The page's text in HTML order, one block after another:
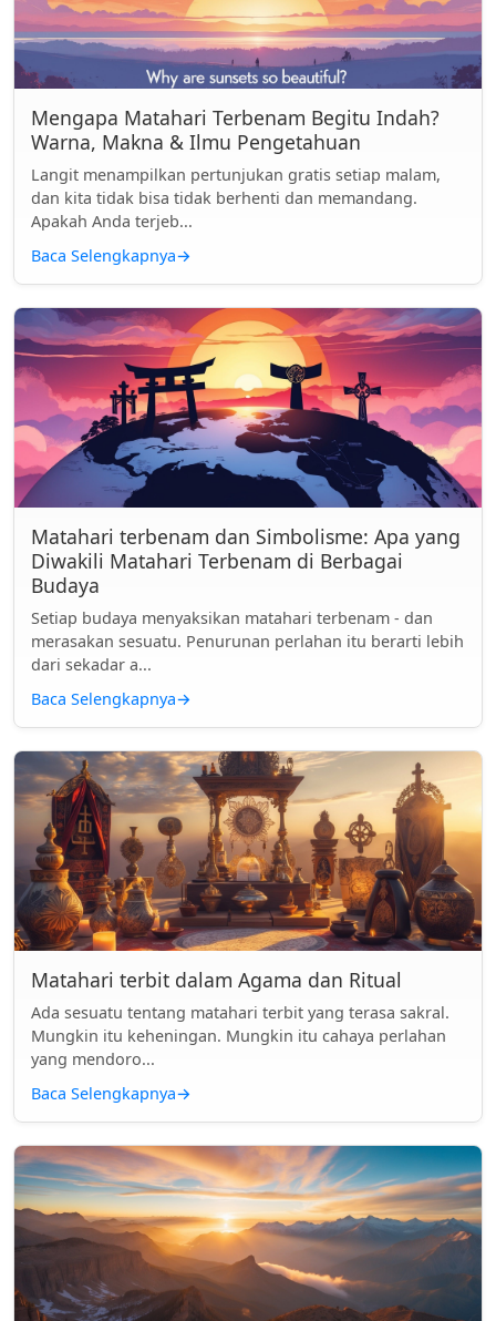
Mengapa Matahari Terbenam Begitu Indah?
Warna, Makna & Ilmu Pengetahuan
Langit menampilkan pertunjukan gratis setiap malam,
dan kita tidak bisa tidak berhenti dan memandang.
Apakah Anda terjeb...
Baca Selengkapnya→
Matahari terbenam dan Simbolisme: Apa yang
Diwakili Matahari Terbenam di Berbagai
Budaya
Setiap budaya menyaksikan matahari terbenam - dan
merasakan sesuatu. Penurunan perlahan itu berarti lebih
dari sekadar a...
Baca Selengkapnya→
Matahari terbit dalam Agama dan Ritual
Ada sesuatu tentang matahari terbit yang terasa sakral.
Mungkin itu keheningan. Mungkin itu cahaya perlahan
yang mendoro...
Baca Selengkapnya→